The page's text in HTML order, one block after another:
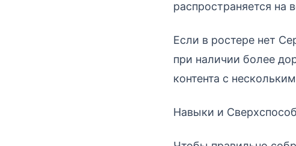
распространяется на
Если в ростере нет
при наличии более
контента с
Навыки и